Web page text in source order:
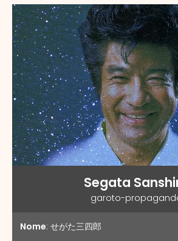
Segata
garoto-
Nome: せがた三四郎